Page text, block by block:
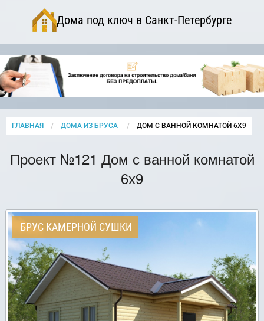
Дома под ключ в Санкт-Петербурге
ГЛАВНАЯ ДОМА ИЗ БРУСА CURRENT:
ДОМ С ВАННОЙ КОМНАТОЙ 6Х9
Проект №121 Дом с ванной комнатой
6х9
БРУС КАМЕРНОЙ СУШКИ